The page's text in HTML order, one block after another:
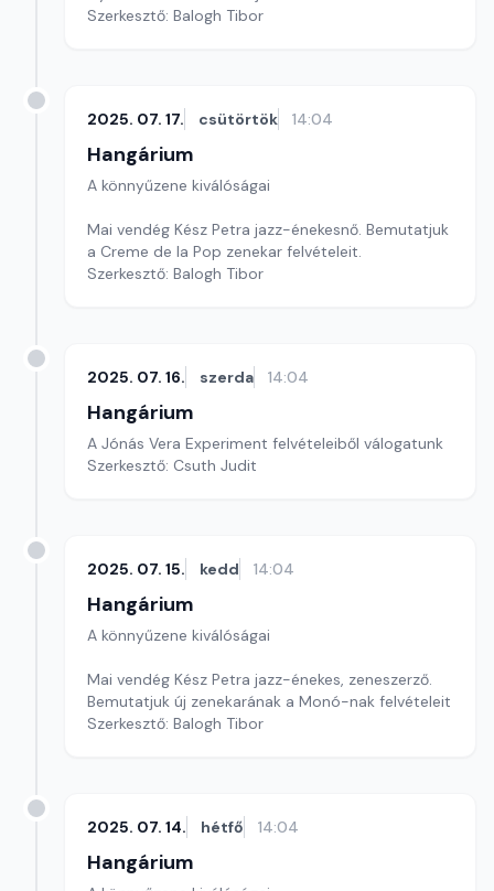
Szerkesztő: Balogh Tibor
2025. 07. 17. csütörtök 14:04
Hangárium
A könnyűzene kiválóságai
Mai vendég Kész Petra jazz-énekesnő. Bemutatjuk
a Creme de la Pop zenekar felvételeit.
Szerkesztő: Balogh Tibor
2025. 07. 16. szerda 14:04
Hangárium
A Jónás Vera Experiment felvételeiből válogatunk
Szerkesztő: Csuth Judit
2025. 07. 15. kedd 14:04
Hangárium
A könnyűzene kiválóságai
Mai vendég Kész Petra jazz-énekes, zeneszerző.
Bemutatjuk új zenekarának a Monó-nak felvételeit
Szerkesztő: Balogh Tibor
2025. 07. 14. hétfő 14:04
Hangárium